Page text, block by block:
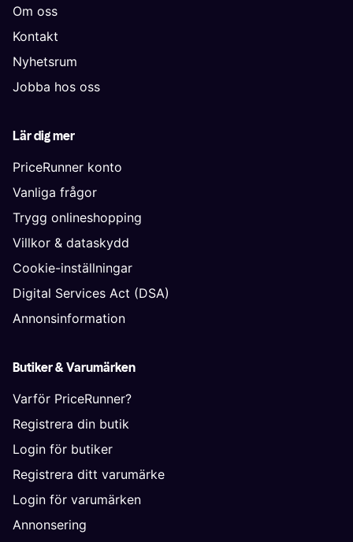
Om oss
Kontakt
Nyhetsrum
Jobba hos oss
Lär dig mer
PriceRunner konto
Vanliga frågor
Trygg onlineshopping
Villkor & dataskydd
Cookie-inställningar
Digital Services Act (DSA)
Annonsinformation
Butiker & Varumärken
Varför PriceRunner?
Registrera din butik
Login för butiker
Registrera ditt varumärke
Login för varumärken
Annonsering